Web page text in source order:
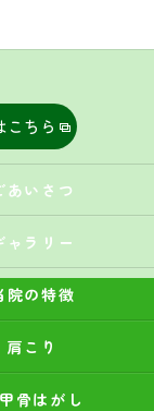
こちら
あいさつ
ャラリー
院の特徴
肩こり
骨はがし